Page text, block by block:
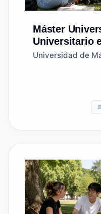
Máster
Universitario
Planificación
Universidad de